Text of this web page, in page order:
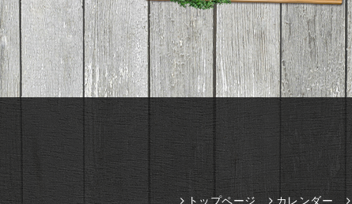
トップページ カレンダー